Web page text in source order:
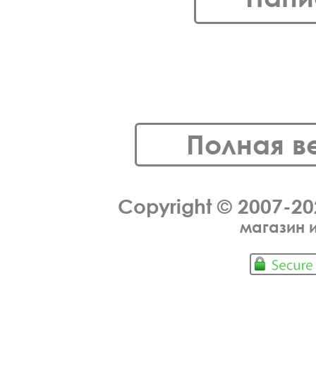
Полная
Copyright © 2007-
магазин